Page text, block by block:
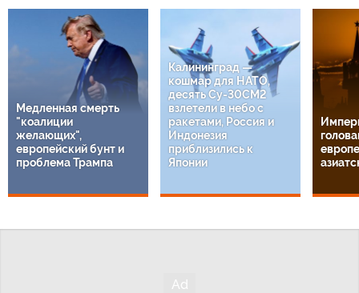
Медленная смерть
"коалиции
желающих",
европейский бунт и
проблема Трампа
Калининград —
кошмар для НАТО,
десять Су-30СМ2
взлетели в небо с
ракетами, Россия и
Индонезия
приблизились к
Японии